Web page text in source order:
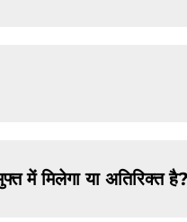
में मिलेगा या अतिरिक्त है?